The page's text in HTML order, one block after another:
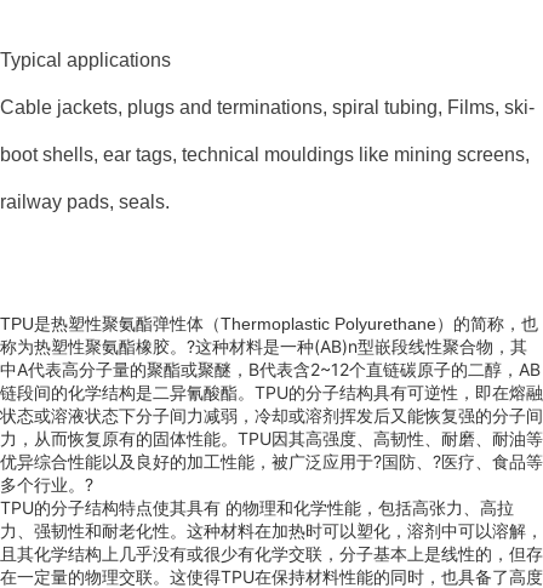
Typical applications
Cable jackets, plugs and terminations, spiral tubing, Films, ski-
boot shells, ear tags, technical mouldings like mining screens,
railway pads, seals.
TPU是热塑性聚氨酯弹性体（Thermoplastic Polyurethane）的简称，也
称为热塑性聚氨酯橡胶。 ?这种材料是一种(AB)n型嵌段线性聚合物，其
中A代表高分子量的聚酯或聚醚，B代表含2~12个直链碳原子的二醇，AB
链段间的化学结构是二异氰酸酯。TPU的分子结构具有可逆性，即在熔融
状态或溶液状态下分子间力减弱，冷却或溶剂挥发后又能恢复强的分子间
力，从而恢复原有的固体性能。TPU因其高强度、高韧性、耐磨、耐油等
优异综合性能以及良好的加工性能，被广泛应用于?国防 、?医疗 、食品等
多个行业。?
TPU的分子结构特点使其具有 的物理和化学性能，包括高张力、高拉
力、强韧性和耐老化性。这种材料在加热时可以塑化，溶剂中可以溶解，
且其化学结构上几乎没有或很少有化学交联，分子基本上是线性的，但存
在一定量的物理交联。这使得TPU在保持材料性能的同时，也具备了高度